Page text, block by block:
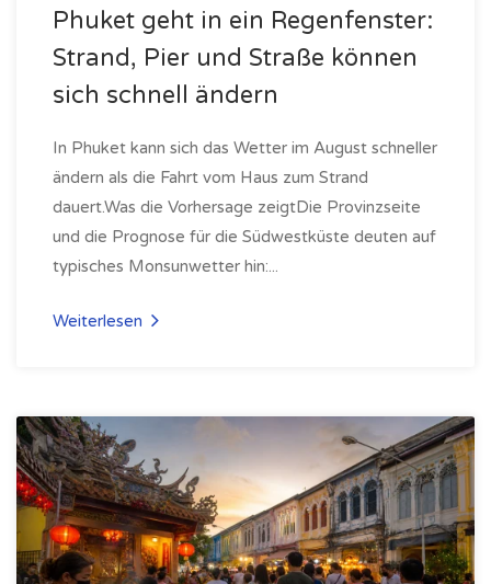
Phuket geht in ein Regenfenster:
Strand, Pier und Straße können
sich schnell ändern
In Phuket kann sich das Wetter im August schneller
ändern als die Fahrt vom Haus zum Strand
dauert.Was die Vorhersage zeigtDie Provinzseite
und die Prognose für die Südwestküste deuten auf
typisches Monsunwetter hin:...
Weiterlesen